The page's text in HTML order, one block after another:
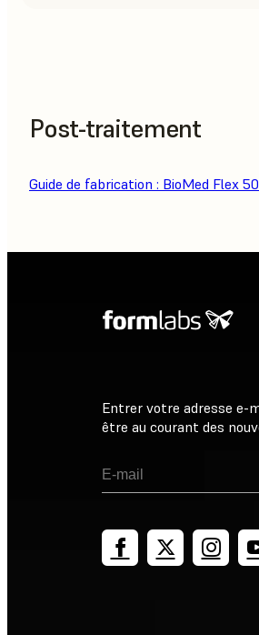
Post-traitement
Guide de fabrication : BioMed Flex
Entrer votre adresse e-
être au courant des